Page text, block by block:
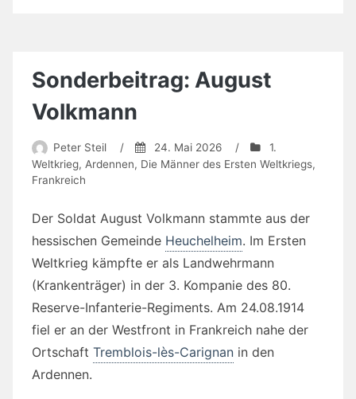
Sonderbeitrag: August
Volkmann
Peter Steil / 24. Mai 2026 /
1.
Weltkrieg, Ardennen, Die Männer des Ersten Weltkriegs,
Frankreich
Der Soldat August Volkmann stammte aus der
hessischen Gemeinde Heuchelheim. Im Ersten
Weltkrieg kämpfte er als Landwehrmann
(Krankenträger) in der 3. Kompanie des 80.
Reserve-Infanterie-Regiments. Am 24.08.1914
fiel er an der Westfront in Frankreich nahe der
Ortschaft Tremblois-lès-Carignan in den
Ardennen.